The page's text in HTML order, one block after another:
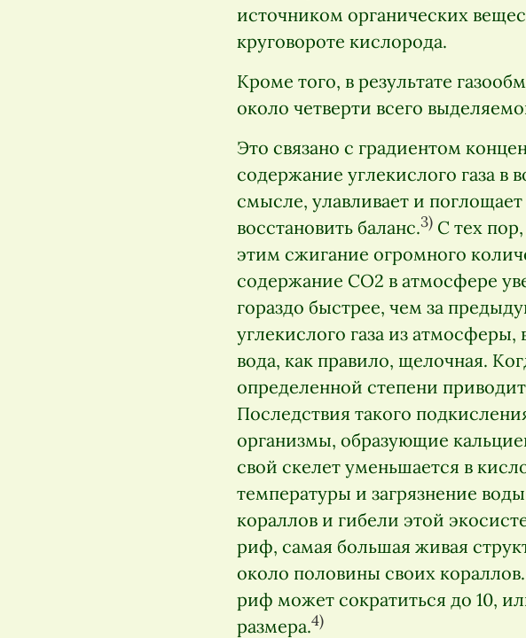
источником органических
круговороте кислорода.
Кроме того, в результате
около четверти всего
Это связано с градиентом
содержание углекислого газа в
смысле, улавливает и
восстановить баланс.3) С тех
этим сжигание огромного
содержание CO2 в атмосфере
гораздо быстрее, чем за
углекислого газа из
вода, как правило, щелочная.
определенной степени
Последствия такого
организмы, образующие
свой скелет уменьшается в
температуры и загрязнение
кораллов и гибели этой
риф, самая большая живая
около половины своих
риф может сократиться до 10,
размера.4)